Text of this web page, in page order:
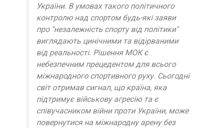
України. В умовах такого політичного
контролю над спортом будь-які заяви
про "незалежність спорту від політики"
виглядають цинічними та відірваними
від реальності. Рішення МОК є
небезпечним прецедентом для всього
міжнародного спортивного руху. Сьогодні
світ отримав сигнал, що країна, яка
підтримує військову агресію та є
співучасником війни проти України, може
повернутися на міжнародну арену без